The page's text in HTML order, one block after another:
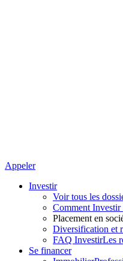
Appeler
Investir
Voir tous les
Comment Investir
Placement en
Diversification et
FAQ InvestirLes
Se financer